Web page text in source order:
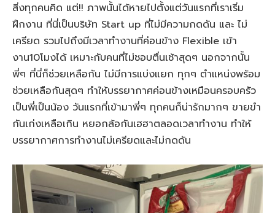
สิ่งทุกคนคิด แต่!! ภาพนั้นได้หายไปตั้งแต่วันแรกที่เราเริ่ม
ฝึกงาน ที่นี่เป็นบริษัท Start up ที่ไม่มีความกดดัน และ ไม่
เครียด รวมไปถึงมีเวลาทำงานที่ค่อนข้าง Flexible เข้า
งาน10โมงได้ เหมาะกับคนที่ไม่ชอบตื่นเช้าสุดๆ นอกจากนั้น
พี่ๆ ที่นี่ก็ช่วยเหลือกัน ไม่มีการแบ่งแยก ทุกๆ ตำแหน่งพร้อม
ช่วยเหลือกันสุดๆ ทำให้บรรยากาศค่อนข้างเหมือนครอบครัว
เป็นพี่เป็นน้อง วันแรกที่เข้ามาพี่ๆ ทุกคนก็น่ารักมากๆ ขายขำ
กันเก่งเหลือเกิน หยอกล้อกันเฮฮาตลอดเวลาทำงาน ทำให้
บรรยากาศการทำงานไม่เครียดและไม่กดดัน